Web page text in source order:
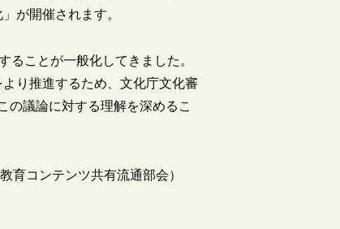
が開催されます。
ることが一般化してきました。
り推進するため、文化庁文化審
の議論に対する理解を深めるこ
育コンテンツ共有流通部会）